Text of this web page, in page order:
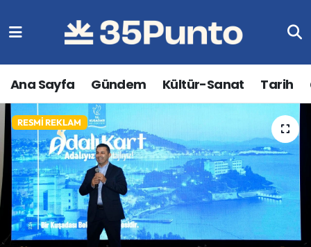
Ana Sayfa Gündem Kültür-Sanat Tarih
RESMI REKLAM